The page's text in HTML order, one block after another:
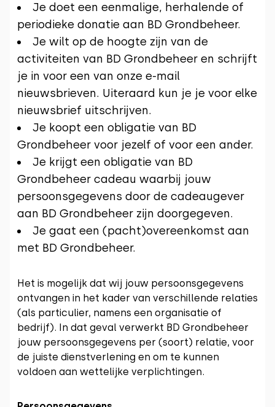
Je doet een eenmalige, herhalende of
periodieke donatie aan BD Grondbeheer.
Je wilt op de hoogte zijn van de
activiteiten van BD Grondbeheer en schrijft
je in voor een van onze e-mail
nieuwsbrieven. Uiteraard kun je je voor elke
nieuwsbrief uitschrijven.
Je koopt een obligatie van BD
Grondbeheer voor jezelf of voor een ander.
Je krijgt een obligatie van BD
Grondbeheer cadeau waarbij jouw
persoonsgegevens door de cadeaugever
aan BD Grondbeheer zijn doorgegeven.
Je gaat een (pacht)overeenkomst aan
met BD Grondbeheer.
Het is mogelijk dat wij jouw persoonsgegevens
ontvangen in het kader van verschillende relaties
(als particulier, namens een organisatie of
bedrijf). In dat geval verwerkt BD Grondbeheer
jouw persoonsgegevens per (soort) relatie, voor
de juiste dienstverlening en om te kunnen
voldoen aan wettelijke verplichtingen.